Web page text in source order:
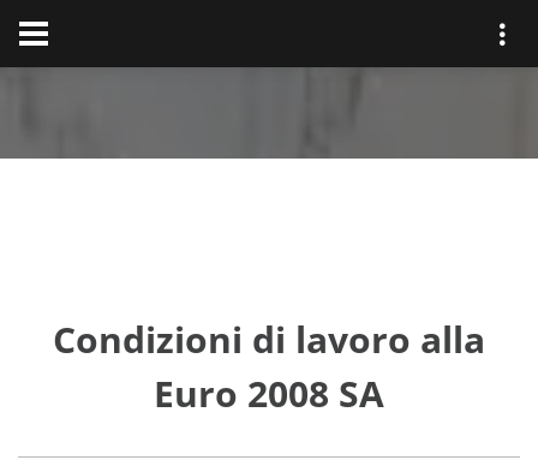
Condizioni di lavoro alla
Euro 2008 SA